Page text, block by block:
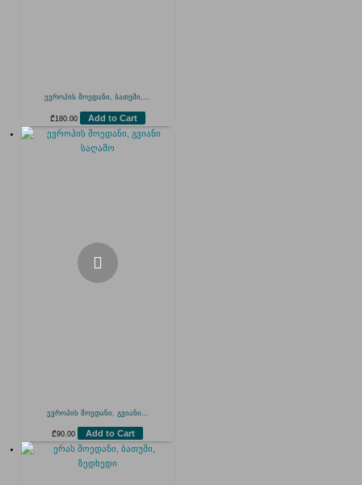
ევროპის მოედანი, ბათუმი,...
₾ 180.00 Add to Cart
ევროპის მოედანი, გვიანი...
₾90.00 Add to Cart